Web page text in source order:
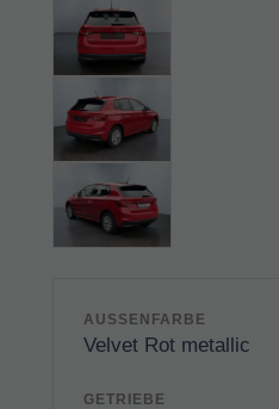
AUSSENFARBE
Velvet Rot metallic
GETRIEBE